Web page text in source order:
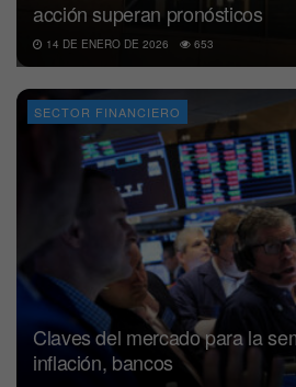
acción superan pronósticos
14 DE ENERO DE 2026 653
SECTOR FINANCIERO
Claves del mercado para la
inflación, bancos